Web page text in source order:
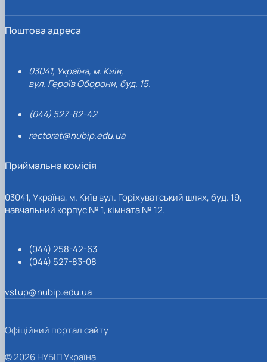
Поштова адреса
03041, Україна, м. Київ,
вул. Героїв Оборони, буд. 15.
(044) 527-82-42
rectorat@nubip.edu.ua
Приймальна комісія
03041, Україна, м. Київ вул. Горіхуватський шлях, буд. 19,
навчальний корпус № 1, кімната № 12.
(044) 258-42-63
(044) 527-83-08
vstup@nubip.edu.ua
Офіційний портал сайту
© 2026 НУБІП Україна